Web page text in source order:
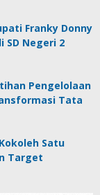
Franky Donny
SD Negeri 2
Pengelolaan
Tata
Satu
Target